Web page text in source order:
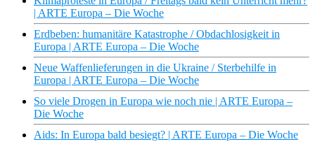
| ARTE Europa – Die Woche
Erdbeben: humanitäre Katastrophe / Obdachlosigkeit in
Europa | ARTE Europa – Die Woche
Neue Waffenlieferungen in die Ukraine / Sterbehilfe in
Europa | ARTE Europa – Die Woche
So viele Drogen in Europa wie noch nie | ARTE Europa –
Die Woche
Aids: In Europa bald besiegt? | ARTE Europa – Die Woche